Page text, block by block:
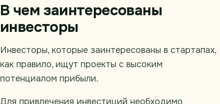
В чем заинтересованы
инвесторы
Инвесторы, которые заинтересованы в стартапах,
как правило, ищут проекты с высоким
потенциалом прибыли.
Для привлечения инвестиций необходимо